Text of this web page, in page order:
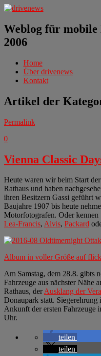
Weblog für mobile
2006
Home
Über drivenews
Kontakt
Artikel der
Permalink
0
Vienna Classic
Heute waren wir beim Start
Rathaus und haben
ihren Besitzern Gassi geführt
Baujahre 1907 bis heute
Motorfotografen. Oder kennen
Lea-Francis, Alvis, Packard
Album in voller Größe auf
Am Samstag, dem 28.8. gibts
Fahrzeuge aus nächster Nähe
Rathaus, derAusklang der
Donaupark statt.
Ankunft der ersten Fahrzeuge
Uhr.
teilen
teilen